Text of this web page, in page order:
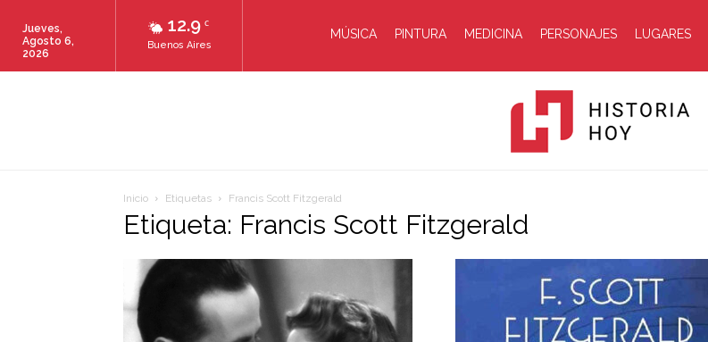
12.9 C
Buenos Aires
Jueves,
Agosto 6,
2026
MÚSICA PINTURA MEDICINA PERSONAJES LUGARES
Inicio Etiquetas Francis Scott Fitzgerald
Etiqueta: Francis Scott Fitzgerald